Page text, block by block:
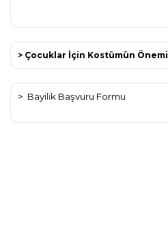
> Çocuklar İçin Kostümün Önemi
> Bayilik Başvuru Formu